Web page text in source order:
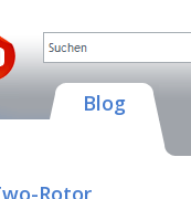
Blog
Rotor